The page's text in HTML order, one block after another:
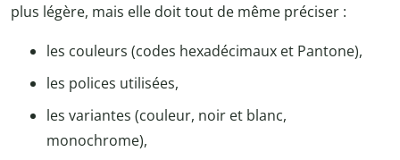
plus légère, mais elle doit tout de même préciser :
les couleurs (codes hexadécimaux et Pantone),
les polices utilisées,
les variantes (couleur, noir et blanc,
monochrome),